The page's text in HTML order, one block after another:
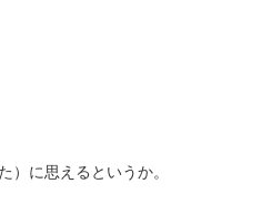
）に思えるというか。